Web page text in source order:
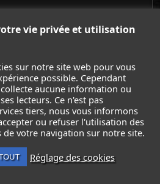
vie privée et utilisation
sur notre site web pour vous
possible. Cependant
aucune information ou
lecteurs. Ce n'est pas
tiers, nous vous informons
ou refuser l'utilisation des
votre navigation sur notre site.
Réglage des cookies
France 2008 - 2026
Enix Ltd.
- LEGACY OF ATLANTIS
- FILMS - CONTACT-
LÉGALES / CGU-
sur les réseaux :